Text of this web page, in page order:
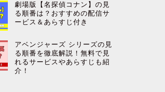
劇場版【名探偵コナン】の見
る順番は？おすすめの配信サ
ービス＆あらすじ付き
アベンジャーズ シリーズの見
る順番を徹底解説！無料で見
れるサービスやあらすじも紹
介！